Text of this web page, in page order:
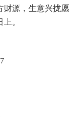
财源，生意兴拢愿
。